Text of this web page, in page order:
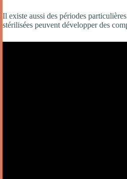
Il existe aussi des périodes
stérilisées peuvent développer des